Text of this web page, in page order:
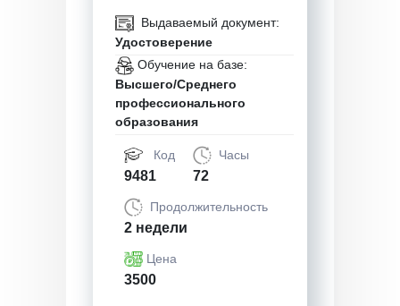
Выдаваемый документ:
Удостоверение
Обучение на базе:
Высшего/Среднего
профессионального
образования
Код
9481
Часы
72
Продолжительность
2 недели
Цена
3500